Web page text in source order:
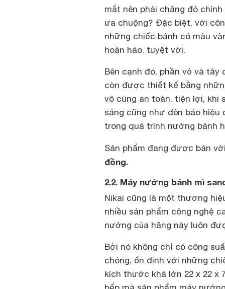
mắt nên phải chăng đó
ưa chuộng? Đặc biệt, với
những chiếc bánh có màu
hoàn hảo, tuyệt vời.
Bên cạnh đó, phần vỏ và
còn được thiết kế bằng
vô cùng an toàn, tiện lợi, khi
sáng cũng như đèn báo
trong quá trình nướng bánh
Sản phẩm đang được bán
đồng.
2.2. Máy nướng bánh mì
Nikai cũng là một thương
nhiều sản phẩm công nghệ
nướng của hãng này luôn
Bởi nó không chỉ có công
chóng, ổn định với những
kích thước khá lớn 22 x 22 x